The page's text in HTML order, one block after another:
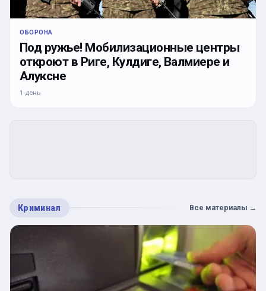
ОБОРОНА
Под ружье! Мобилизационные центры
откроют в Риге, Кулдиге, Валмиере и
Алуксне
1 день
Криминал Все материалы →